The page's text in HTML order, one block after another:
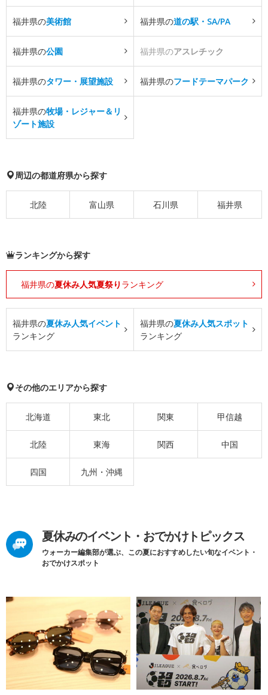
福井県の美術館 福井県の道の駅・SA/PA
福井県の公園 福井県のアスレチック
福井県のタワー・展望施設 福井県のフードテーマパーク
福井県の牧場・レジャー＆リ
ゾート施設
周辺の都道府県から探す
北陸 富山県 石川県 福井県
ランキングから探す
福井県の夏休み人気夏祭り ランキング
福井県の夏休み人気イベント
ランキング
福井県の夏休み人気スポット
ランキング
その他のエリアから探す
北海道 東北 関東 甲信越
北陸 東海 関西 中国
四国 九州・沖縄
夏休みのイベント・おでかけトピックス
ウォーカー編集部が選ぶ、この夏におすすめしたい旬なイベント・
おでかけスポット